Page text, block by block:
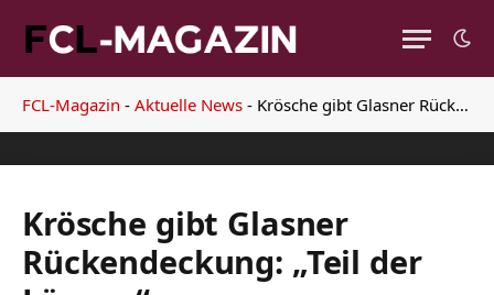
FCL-Magazin - Aktuelle News - Krösche gibt Glasner Rückendeckung: „Teil der Lösung“
Krösche gibt Glasner
Rückendeckung: „Teil der